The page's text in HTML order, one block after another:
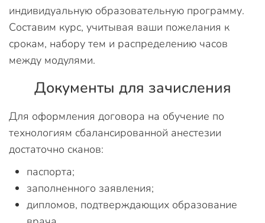
индивидуальную образовательную программу.
Составим курс, учитывая ваши пожелания к
срокам, набору тем и распределению часов
между модулями.
Документы для зачисления
Для оформления договора на обучение по
технологиям сбалансированной анестезии
достаточно сканов:
паспорта;
заполненного заявления;
дипломов, подтверждающих образование